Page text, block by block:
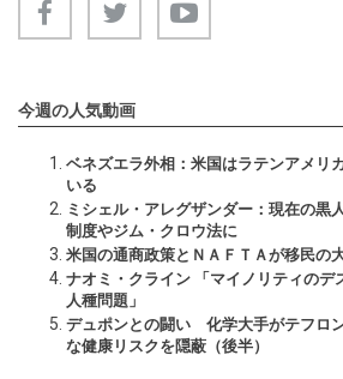
今週の人気動画
ベネズエラ外相：米国はラテンアメリ
いる
ミシェル・アレグザンダー：現在の黒
制度やジム・クロウ法に
米国の通商政策とＮＡＦＴＡが移民の
ナオミ・クライン 「マイノリティの
人種問題」
デュポンとの闘い 化学大手がテフロ
な健康リスクを隠蔽（後半）